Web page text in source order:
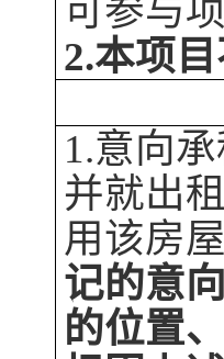
可参与
2.本项
1.意向
并就出
用该房屋
记的意
的位置、